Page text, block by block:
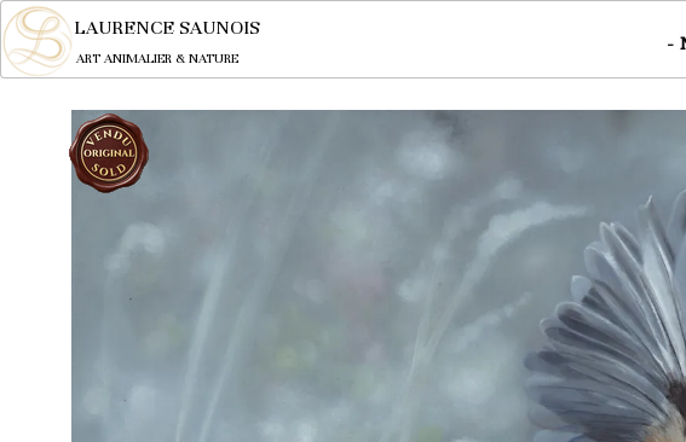
LAURENCE SAUNOIS
ART ANIMALIER & NATURE
-